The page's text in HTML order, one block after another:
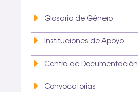
Glosario de Género
Instituciones de Apoyo
Centro de Documentación
Convocatorias